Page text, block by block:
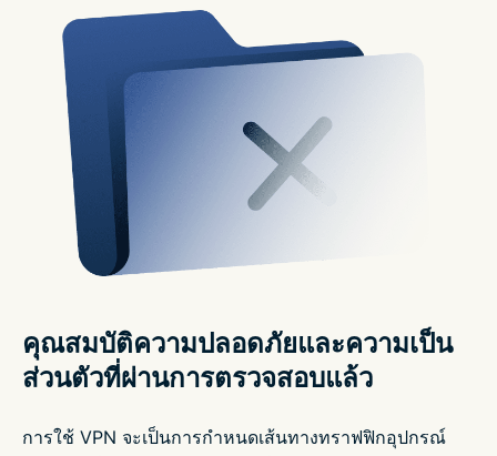
คุณสมบัติความปลอดภัยและความเป็น
ส่วนตัวที่ผ่านการตรวจสอบแล้ว
การใช้ VPN จะเป็นการกำหนดเส้นทางทราฟฟิกอุปกรณ์